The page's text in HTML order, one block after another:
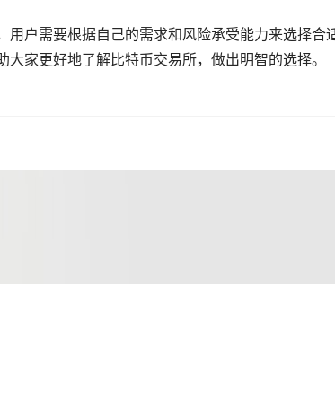
户需要根据自己的需求和风险承受能力来选择合
家更好地了解比特币交易所，做出明智的选择。